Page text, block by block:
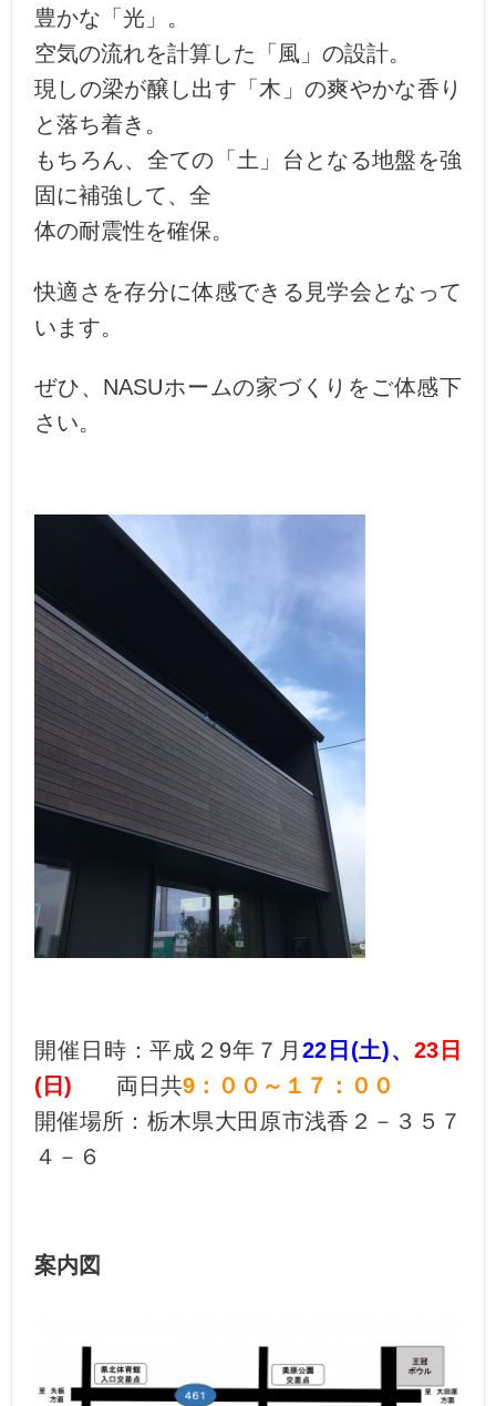
豊かな「光」。
空気の流れを計算した「風」の設計。
現しの梁が醸し出す「木」の爽やかな香り
と落ち着き。
もちろん、全ての「土」台となる地盤を強
固に補強して、全
体の耐震性を確保。
快適さを存分に体感できる見学会となって
います。
ぜひ、NASUホームの家づくりをご体感下
さい。
開催日時：平成２9年７月 22日(土)、23日
(日) 両日共9：００～１７：００
開催場所：栃木県大田原市浅香２－３５７
４－６
案内図